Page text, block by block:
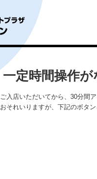
一定時間操作
ご入店いただいてから、30分間
おそれいりますが、下記のボタ